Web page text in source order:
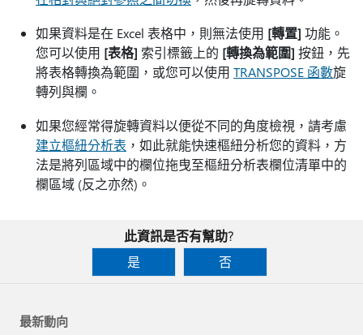
如果資料是在 Excel 表格中，則無法使用 [轉置] 功能。
您可以使用 [表格] 索引標籤上的 [轉換為範圍] 按鈕，先
將表格轉換為範圍，或您可以使用 TRANSPOSE 函數旋
轉列與欄。
如果您經常得旋轉資料以便從不同的角度檢視，請考慮
建立樞紐分析表 ，如此就能快速樞紐分析您的資料，方
法是將列區域中的欄位拖曳至樞紐分析表欄位清單中的
欄區域 (反之亦然)。
此資訊是否有幫助?
是
否
最新動向